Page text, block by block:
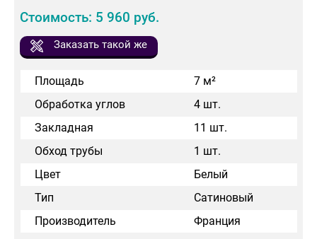
Стоимость: 5 960 руб.
Заказать такой же
Площадь
7 м²
Обработка углов
4 шт.
Закладная
11 шт.
Обход трубы
1 шт.
Цвет
Белый
Тип
Сатиновый
Производитель
Франция